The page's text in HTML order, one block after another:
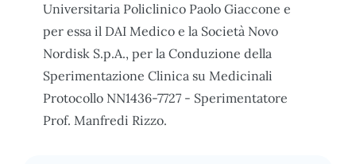
Universitaria Policlinico Paolo Giaccone e
per essa il DAI Medico e la Società Novo
Nordisk S.p.A., per la Conduzione della
Sperimentazione Clinica su Medicinali
Protocollo NN1436-7727 - Sperimentatore
Prof. Manfredi Rizzo.